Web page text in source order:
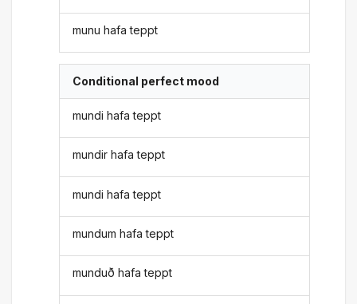
munu hafa teppt
Conditional perfect mood
mundi hafa teppt
mundir hafa teppt
mundi hafa teppt
mundum hafa teppt
munduð hafa teppt